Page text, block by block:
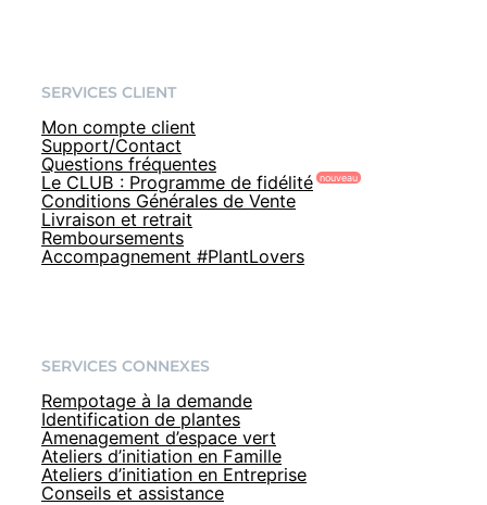
SERVICES CLIENT
Mon compte client
Support/Contact
Questions fréquentes
Le CLUB : Programme de fidélité
Conditions Générales de Vente
Livraison et retrait
Remboursements
Accompagnement #PlantLovers
SERVICES CONNEXES
Rempotage à la demande
Identification de plantes
Amenagement d’espace vert
Ateliers d’initiation en Famille
Ateliers d’initiation en Entreprise
Conseils et assistance